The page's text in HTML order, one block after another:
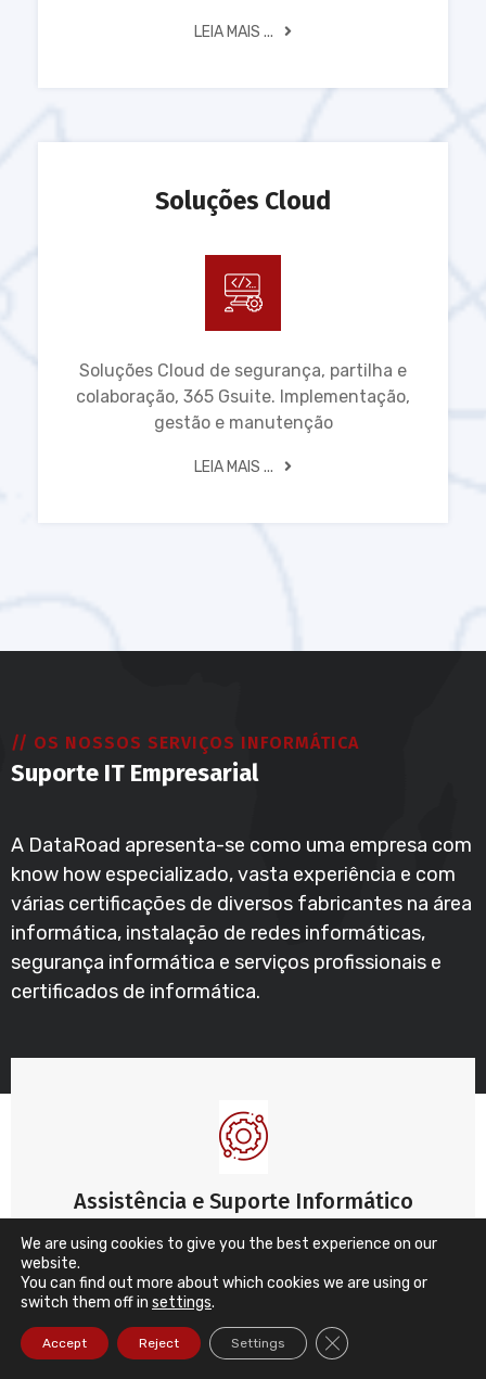
LEIA MAIS ...
Soluções Cloud
Soluções Cloud de segurança, partilha e
colaboração, 365 Gsuite. Implementação,
gestão e manutenção
LEIA MAIS ...
// OS NOSSOS SERVIÇOS INFORMÁTICA
Suporte IT Empresarial
A DataRoad apresenta-se como uma empresa com
know how especializado, vasta experiência e com
várias certificações de diversos fabricantes na área
informática, instalação de redes informáticas,
segurança informática e serviços profissionais e
certificados de informática.
Assistência e Suporte Informático
Suporte aos utilizadores, redes, servidores e
soluções de segurança
Ler mais ...
We are using cookies to give you the best experience on our
website.
You can find out more about which cookies we are using or
switch them off in settings.
Accept Reject Settings Close GDPR Cookie